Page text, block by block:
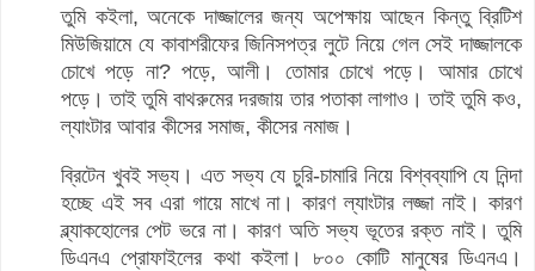
তুমি কইলা, অনেকে দাজ্জালের জন্য অপেক্ষায় আছেন কিন্তু ব্রিটিশ
মিউজিয়ামে যে কাবাশরীফের জিনিসপত্র লুটে নিয়ে গেল সেই দাজ্জালকে
চোখে পড়ে না? পড়ে, আলী। তোমার চোখে পড়ে। আমার চোখে
পড়ে। তাই তুমি বাথরুমের দরজায় তার পতাকা লাগাও। তাই তুমি কও,
ল্যাংটার আবার কীসের সমাজ, কীসের নমাজ।
ব্রিটেন খুবই সভ্য। এত সভ্য যে চুরি-চামারি নিয়ে বিশ্বব্যাপি যে নিন্দা
হচ্ছে এই সব এরা গায়ে মাখে না। কারণ ল্যাংটার লজ্জা নাই। কারণ
ব্ল্যাকহোলের পেট ভরে না। কারণ অতি সভ্য ভূতের রক্ত নাই। তুমি
ডিএনএ প্রোফাইলের কথা কইলা। ৮০০ কোটি মানুষের ডিএনএ।